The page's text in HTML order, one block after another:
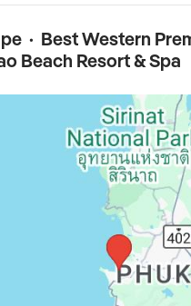
· Best Western
Beach Resort & Spa